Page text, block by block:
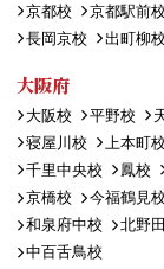
京都校 京都駅前校
長岡京校
出町柳校
大阪府
大阪校 平野校
寝屋川校
上本町校
千里中央校
鳳校
京橋校
今福鶴見校
和泉府中校
北野
中百舌鳥校